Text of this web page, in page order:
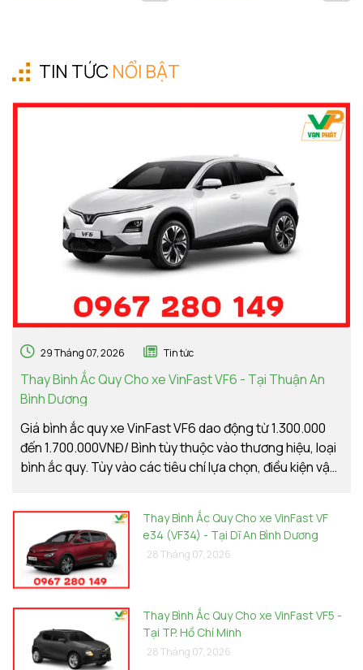
TIN TỨC NỔI BẬT
29 Tháng 07, 2026 Tin tức
Thay Bình Ắc Quy Cho xe VinFast VF6 - Tại Thuận An
Bình Dương
Giá bình ắc quy xe VinFast VF6 dao động từ 1.300.000
đến 1.700.000VNĐ/ Bình tùy thuộc vào thương hiệu, loại
bình ắc quy. Tùy vào các tiêu chí lựa chọn, điều kiện vận
Phát tự hào là đơn vị hàng đầu về giá bình ắc quy
xe VinFast VF6
Thay Bình Ắc Quy Cho xe VinFast VF
e34 (VF34) - Tại Dĩ An Bình Dương
28 Tháng 07, 2026
Thay Bình Ắc Quy Cho xe VinFast VF5 -
Tại TP. Hồ Chí Minh
28 Tháng 07, 2026